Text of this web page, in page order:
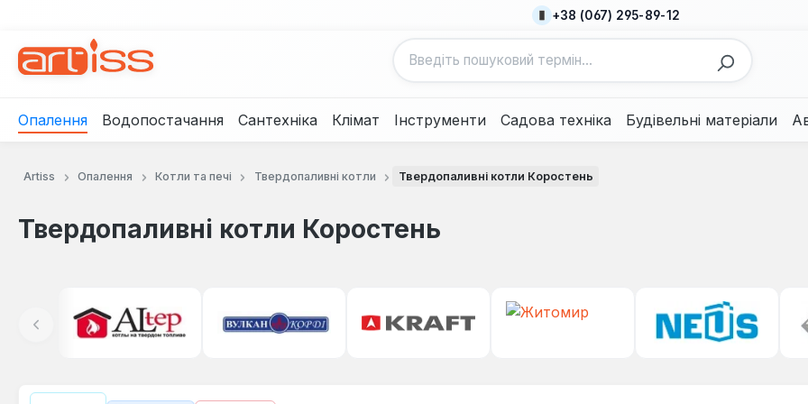
+38 (067) 295-89-12
Опалення Водопостачання Сантехніка Клімат Інструменти Садова техніка Будівельні матеріали
Artiss Опалення Котли та печі Твердопаливні котли Твердопаливні котли Коростень
Твердопаливні котли Коростень